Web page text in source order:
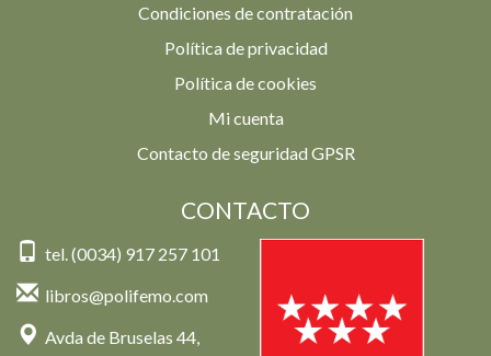
Condiciones de contratación
Política de privacidad
Política de cookies
Mi cuenta
Contacto de seguridad GPSR
CONTACTO
tel. (0034) 917 257 101
libros@polifemo.com
Avda de Bruselas 44,